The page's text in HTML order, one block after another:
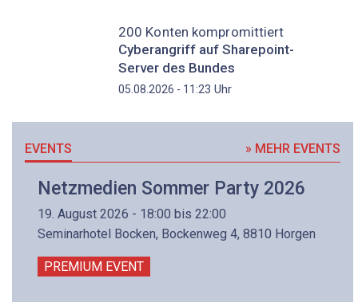
200 Konten kompromittiert
Cyberangriff auf Sharepoint-
Server des Bundes
05.08.2026 - 11:23 Uhr
EVENTS » MEHR EVENTS
Netzmedien Sommer Party 2026
19. August 2026 - 18:00 bis 22:00
Seminarhotel Bocken, Bockenweg 4, 8810 Horgen
PREMIUM EVENT